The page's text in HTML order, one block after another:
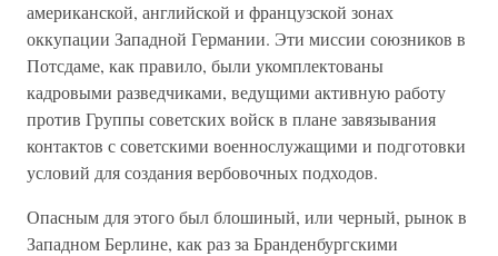
американской, английской и французской зонах
оккупации Западной Германии. Эти миссии союзников в
Потсдаме, как правило, были укомплектованы
кадровыми разведчиками, ведущими активную работу
против Группы советских войск в плане завязывания
контактов с советскими военнослужащими и подготовки
условий для создания вербовочных подходов.
Опасным для этого был блошиный, или черный, рынок в
Западном Берлине, как раз за Бранденбургскими